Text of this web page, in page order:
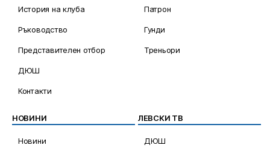
История на клуба
Ръководство
Представителен отбор
ДЮШ
Контакти
Патрон
Гунди
Треньори
НОВИНИ
Новини
ЛЕВСКИ ТВ
ДЮШ